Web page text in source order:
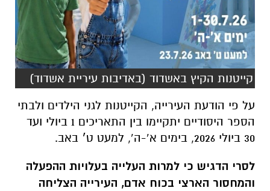
קייטנות הקיץ באשדוד (באדיבות עיריית אשדוד)
על פי הודעת העירייה, הקייטנות לגני הילדים ולבתי
הספר היסודיים יתקיימו בין התאריכים 1 ביולי ועד
30 ביולי 2026, בימים א’-ה’, למעט ט׳ באב.
לסרי הדגיש כי למרות העלייה בעלויות ההפעלה
והמחסור הארצי בכוח אדם, העירייה הצליחה